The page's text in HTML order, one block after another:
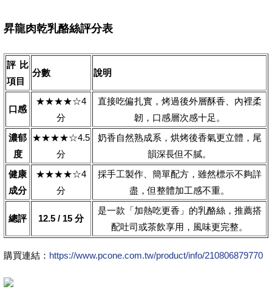
昇龍肉乾乳酪絲評分表
評比
項目
分數 說明
口感
★★★★☆4
分
直接吃偏扎實，烤過後外層酥香、內裡柔
韌，口感層次感十足。
濃郁
度
★★★★☆4.5
分
奶香自然熟成系，烘烤後香氣更立體，尾
韻深長但不膩。
健康
成分
★★★★☆4
分
採手工製作、簡單配方，雖然標示不夠詳
盡，但整體加工感不重。
總評 12.5 / 15 分
是一款「加熱吃更香」的乳酪絲，推薦搭
配吐司或茶飲享用，風味更完整。
購買連結： https://www.pcone.com.tw/product/info/210806879770